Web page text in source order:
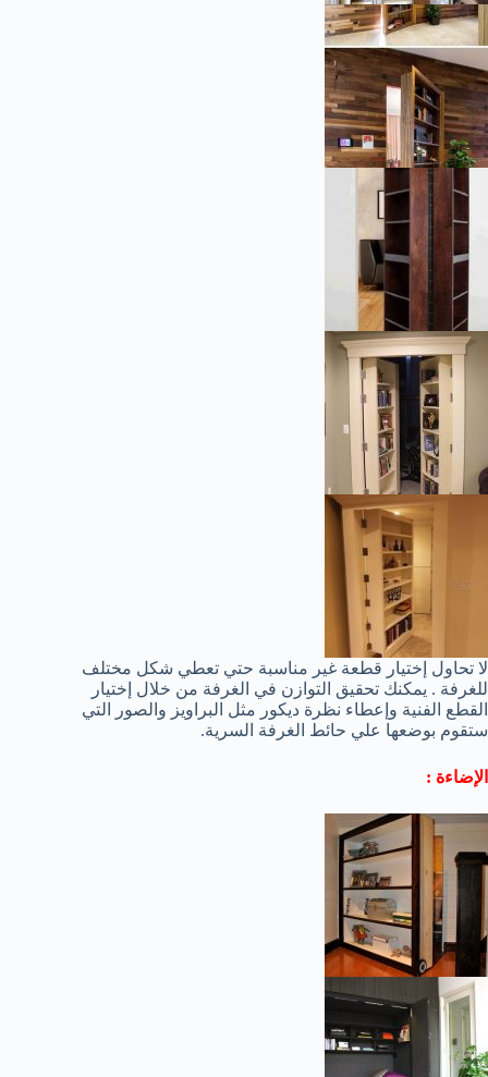
لا تحاول إختيار قطعة غير مناسبة حتي تعطي شكل مختلف
للغرفة . يمكنك تحقيق التوازن في الغرفة من خلال إختيار
القطع الفنية وإعطاء نظرة ديكور مثل البراويز والصور التي
ستقوم بوضعها علي حائط الغرفة السرية.
الإضاءة :